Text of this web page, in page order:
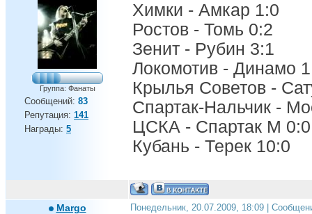
Группа: Фанаты
Сообщений: 83
Репутация: 141
Награды: 5
Химки - Амкар 1:0
Ростов - Томь 0:2
Зенит - Рубин 3:1
Локомотив - Динамо
Крылья Советов -
Спартак-Нальчик -
ЦСКА - Спартак М 0:0
Кубань - Терек 10:0
Margo Понедельник, 20.07.2009, 18:09 |